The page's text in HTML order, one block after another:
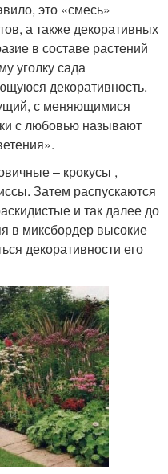
это «смесь»
а также декоративных
в составе растений
уголку сада
декоративность.
с меняющимися
с любовью называют
– крокусы ,
Затем распускаются
и так далее до
в миксбордер высокие
декоративности его